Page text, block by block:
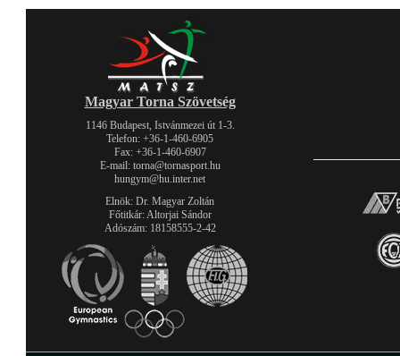
Magyar Torna Szövetség
1146 Budapest, Istvánmezei út 1-3.
Telefon: +36-1-460-6905
Fax: +36-1-460-6907
E-mail: torna@tornasport.hu
hungym@hu.inter.net
Elnök: Dr. Magyar Zoltán
Főtitkár: Altorjai Sándor
Adószám: 18158555-2-42